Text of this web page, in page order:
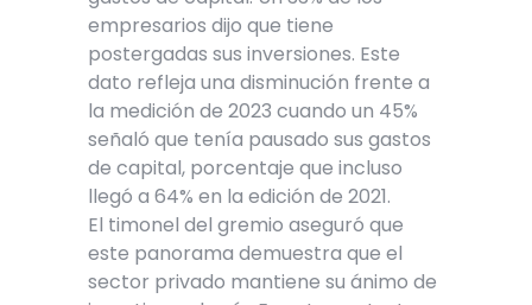
empresarios dijo que tiene
postergadas sus inversiones. Este
dato refleja una disminución frente a
la medición de 2023 cuando un 45%
señaló que tenía pausado sus gastos
de capital, porcentaje que incluso
llegó a 64% en la edición de 2021.
El timonel del gremio aseguró que
este panorama demuestra que el
sector privado mantiene su ánimo de